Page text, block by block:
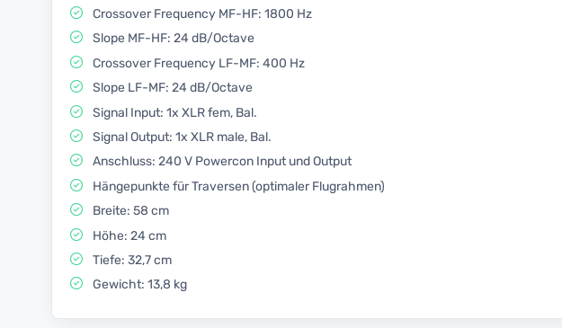
Crossover Frequency MF-HF: 1800 Hz
Slope MF-HF: 24 dB/Octave
Crossover Frequency LF-MF: 400 Hz
Slope LF-MF: 24 dB/Octave
Signal Input: 1x XLR fem, Bal.
Signal Output: 1x XLR male, Bal.
Anschluss: 240 V Powercon Input und Output
Hängepunkte für Traversen (optimaler Flugrahmen)
Breite: 58 cm
Höhe: 24 cm
Tiefe: 32,7 cm
Gewicht: 13,8 kg